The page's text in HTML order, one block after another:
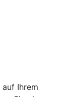
Ihrem